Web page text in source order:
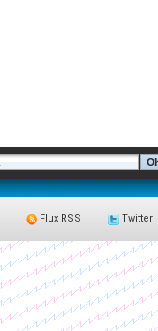
Flux RSS Twitter